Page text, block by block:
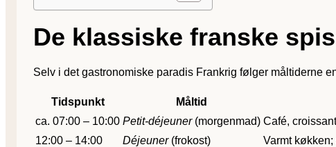
De klassiske franske
Selv i det gastronomiske paradis Frankrig følger måltiderne
Tidspunkt Måltid
ca. 07:00 – 10:00 Petit-déjeuner(morgenmad) Café,
12:00 – 14:00
Déjeuner(frokost)
Varmt